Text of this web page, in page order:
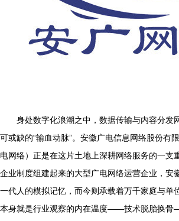
身处数字化浪潮之中，数据传输与内容分发
可或缺的“输血动脉”。安徽广电信息网络股份有
电网络）正是在这片土地上深耕网络服务的一支
企业制度组建起来的大型广电网络运营企业，安
一代人的模拟记忆，而今则承载着万千家庭与单
本身就是行业观察的内在温度——技术脱胎换